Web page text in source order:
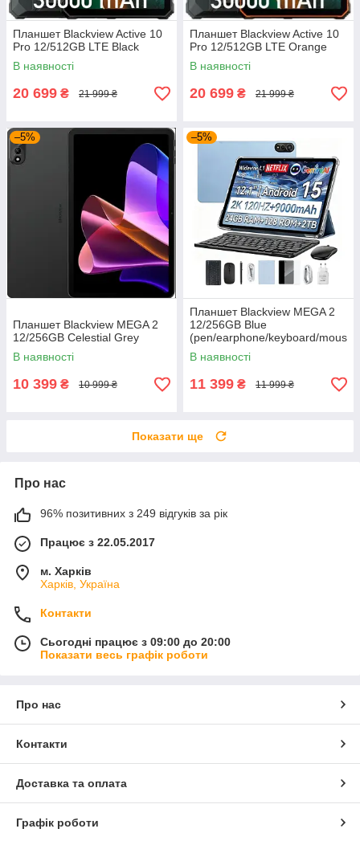
Планшет Blackview Active 10
Pro 12/512GB LTE Black
В наявності
20 699 ₴ 21 999 ₴
Планшет Blackview Active 10
Pro 12/512GB LTE Orange
В наявності
20 699 ₴ 21 999 ₴
–5%
Планшет Blackview MEGA 2
12/256GB Celestial Grey
В наявності
10 399 ₴ 10 999 ₴
–5%
Планшет Blackview MEGA 2
12/256GB Blue
(pen/earphone/keyboard/mous
e/protect case)
В наявності
11 399 ₴ 11 999 ₴
Показати ще
Про нас
96% позитивних з 249 відгуків за рік
Працює з 22.05.2017
м. Харків
Харків, Україна
Контакти
Сьогодні працює з 09:00 до 20:00
Показати весь графік роботи
Про нас
Контакти
Доставка та оплата
Графік роботи